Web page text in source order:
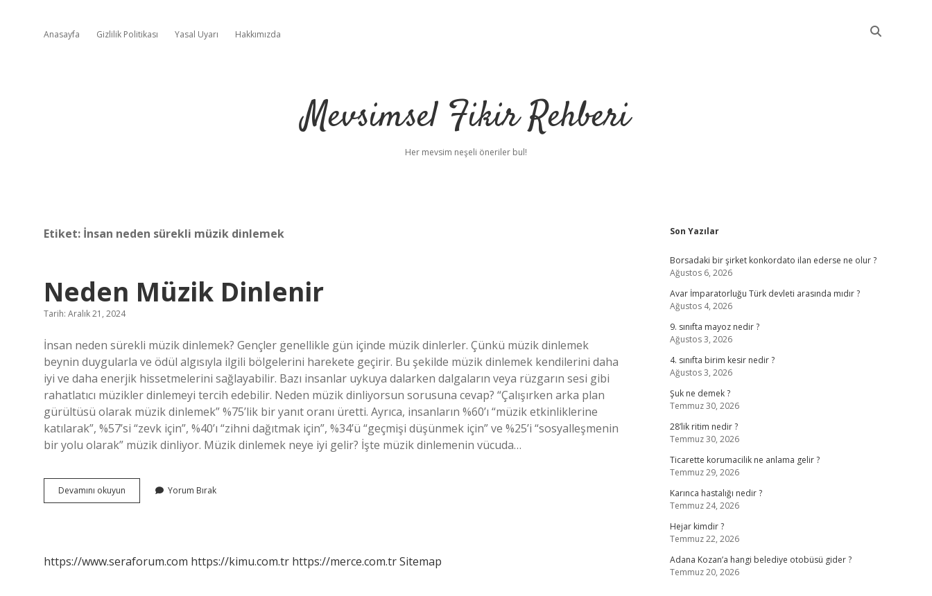
Anasayfa Gizlilik Politikası Yasal Uyarı Hakkımızda
Mevsimsel Fikir Rehberi
Her mevsim neşeli öneriler bul!
Etiket: İnsan neden sürekli müzik dinlemek
Neden Müzik Dinlenir
Tarih: Aralık 21, 2024
İnsan neden sürekli müzik dinlemek? Gençler genellikle gün içinde müzik dinlerler. Çünkü müzik dinlemek
beynin duygularla ve ödül algısıyla ilgili bölgelerini harekete geçirir. Bu şekilde müzik dinlemek kendilerini daha
iyi ve daha enerjik hissetmelerini sağlayabilir. Bazı insanlar uykuya dalarken dalgaların veya rüzgarın sesi gibi
rahatlatıcı müzikler dinlemeyi tercih edebilir. Neden müzik dinliyorsun sorusuna cevap? “Çalışırken arka plan
gürültüsü olarak müzik dinlemek” %75’lik bir yanıt oranı üretti. Ayrıca, insanların %60’ı “müzik etkinliklerine
katılarak”, %57’si “zevk için”, %40’ı “zihni dağıtmak için”, %34’ü “geçmişi düşünmek için” ve %25’i “sosyalleşmenin
bir yolu olarak” müzik dinliyor. Müzik dinlemek neye iyi gelir? İşte müzik dinlemenin vücuda…
Devamını okuyun
Müzik
Yorum Bırak
https://www.seraforum.com https://kimu.com.tr https://merce.com.trSitemap
Sidebar
Son Yazılar
Borsadaki bir şirket konkordato ilan ederse ne olur ?
Ağustos 6, 2026
Avar İmparatorluğu Türk devleti arasında mıdır ?
Ağustos 4, 2026
9. sınıfta mayoz nedir ?
Ağustos 3, 2026
4. sınıfta birim kesir nedir ?
Ağustos 3, 2026
Şuk ne demek ?
Temmuz 30, 2026
28’lik ritim nedir ?
Temmuz 30, 2026
Ticarette korumacilik ne anlama gelir ?
Temmuz 29, 2026
Karınca hastalığı nedir ?
Temmuz 24, 2026
Hejar kimdir ?
Temmuz 22, 2026
Adana Kozan’a hangi belediye otobüsü gider ?
Temmuz 20, 2026